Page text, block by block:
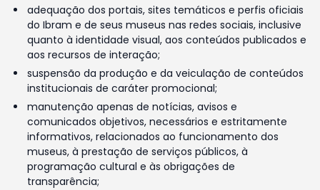
adequação dos portais, sites temáticos e perfis oficiais
do Ibram e de seus museus nas redes sociais, inclusive
quanto à identidade visual, aos conteúdos publicados e
aos recursos de interação;
suspensão da produção e da veiculação de conteúdos
institucionais de caráter promocional;
manutenção apenas de notícias, avisos e
comunicados objetivos, necessários e estritamente
informativos, relacionados ao funcionamento dos
museus, à prestação de serviços públicos, à
programação cultural e às obrigações de
transparência;